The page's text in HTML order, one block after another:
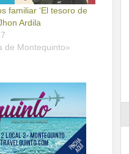
familiar ‘El tesoro de
Ardila
de Montequinto»